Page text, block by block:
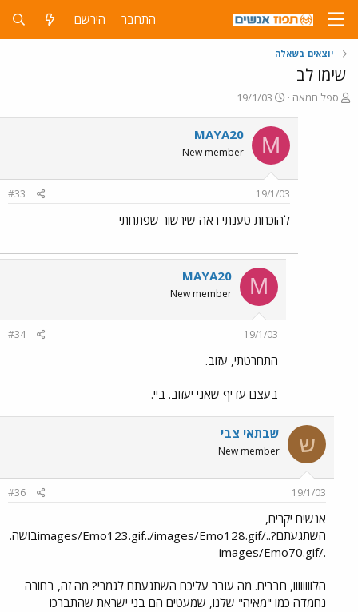
התחבר הירשם
יוצאים בשאלה
שימו לב
פ
ספל חמאה
פ
ר
ס
ם
ב
א
י
19/1/03
M
MAYA20
New member
19/1/03
#33
להוכחת טענתי ראה שירשור שפתחתי
M
MAYA20
New member
19/1/03
#34
התחרטתי, עזוב.
בעצם עדיף שאני יעזוב. ביי.
ש שבתאי צבי
New member
19/1/03
#36
אנשים יקרים,
השתגעתם?../images/Emo123.gif../images/Emo128.gifבושה.
./images/Emo70.gif
הלוווווווו, חברים. מה עובר עליכם השתגעתם לגמרי? מה זה, בחורה
נחמדה כמו "מאיה" שלנו, שמעטים הם בני ישראת שהתברכו